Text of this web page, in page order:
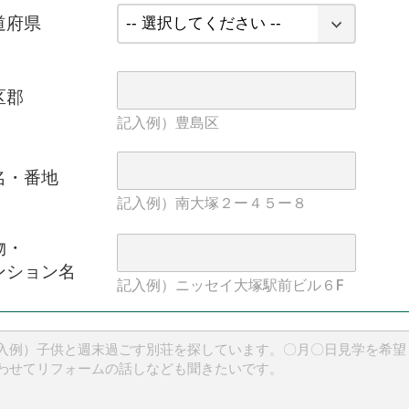
府県
郡
記入例）豊島区
・番地
記入例）南大塚２ー４５ー８
ション名
記入例）ニッセイ大塚駅前ビル６F